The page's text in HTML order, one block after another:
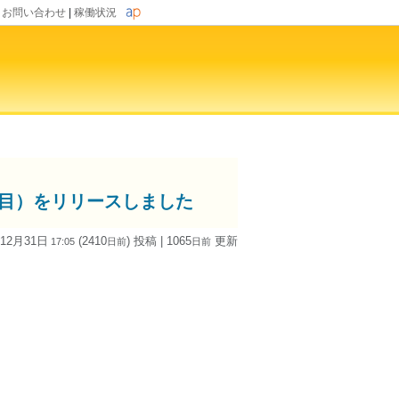
お問い合わせ 稼働状況
）をリリースしました
月31日 17:05 (2410日前) 投稿 | 1065日前 更新